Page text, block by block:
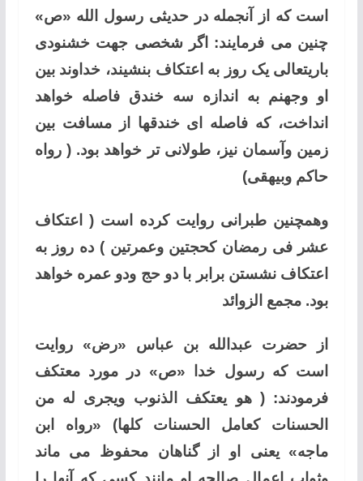
است که از آنجمله در حدیثی رسول الله «ص»
چنین می فرمایند: اگر شخصی جهت خشنودی
باریتعالی یک روز به اعتکاف بنشیند، خداوند بین
او وجهنم به اندازه سه خندق فاصله خواهد
انداخت، که فاصله ای خندقها از مسافت بین
زمین وآسمان نیز، طولانی تر خواهد بود. ( رواه
حاکم وبیهقی)
وهمچنین طبرانی روایت کرده است ( اعتکاف
عشر فی رمضان کحجتین وعمرتین ) ده روز به
اعتکاف نشستن برابر با دو حج ودو عمره خواهد
بود. مجمع الزوائد
از حضرت عبدالله بن عباس «رض» روایت
است که رسول خدا «ص» در مورد معتکف
فرمودند: ( هو یعتکف الذنوب ویجری له من
الحسنات کعامل الحسنات کلها) «رواه ابن
ماجه» یعنی او از گناهان محفوظ می ماند